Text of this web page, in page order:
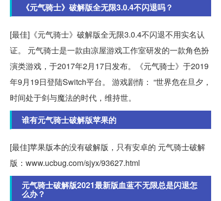
《元气骑士》破解版全无限3.0.4不闪退吗？
[最佳]《元气骑士》破解版全无限3.0.4不闪退不用实名认
证。 元气骑士是一款由凉屋游戏工作室研发的一款角色扮
演类游戏，于2017年2月17日发布。《元气骑士》于2019
年9月19日登陆Switch平台。 游戏剧情： “世界危在旦夕，
时间处于剑与魔法的时代，维持世。
谁有元气骑士破解版苹果的
[最佳]苹果版本的没有破解版，只有安卓的 元气骑士破解
版：www.ucbug.com/sjyx/93627.html
元气骑士破解版2021最新版血蓝不无限总是闪退怎
么办？